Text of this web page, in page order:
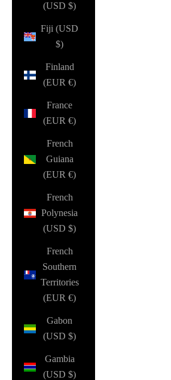
(USD $)
Fiji (USD
$)
Finland
(EUR €)
France
(EUR €)
French
Guiana
(EUR €)
French
Polynesia
(USD $)
French
Southern
Territories
(EUR €)
Gabon
(USD $)
Gambia
(USD $)